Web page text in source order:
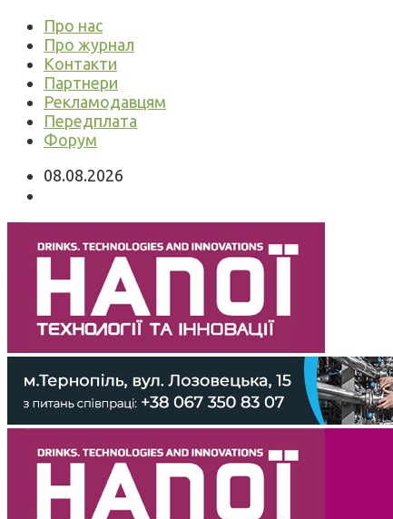
Про нас
Про журнал
Контакти
Партнери
Рекламодавцям
Передплата
Форум
08.08.2026